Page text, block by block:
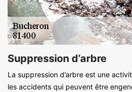
Suppression d’arbre
La suppression d’arbre est une
les accidents qui peuvent être